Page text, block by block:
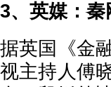
3、英媒：
据英国《金
视主持人傅